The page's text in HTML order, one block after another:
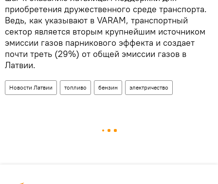
приобретения дружественного среде транспорта.
Ведь, как указывают в VARAM, транспортный
сектор является вторым крупнейшим источником
эмиссии газов парникового эффекта и создает
почти треть (29%) от общей эмиссии газов в
Латвии.
Новости Латвии топливо бензин электричество